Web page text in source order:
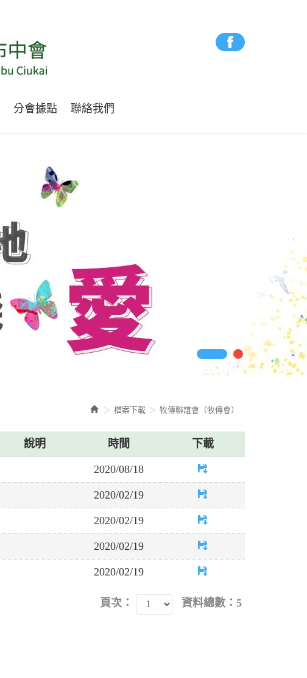
分會據點 聯絡我們
檔案下載 牧傳聯誼會（牧傳會）
說明 時間 下載
2020/08/18
2020/02/19
2020/02/19
2020/02/19
2020/02/19
頁次： 資料總數：5